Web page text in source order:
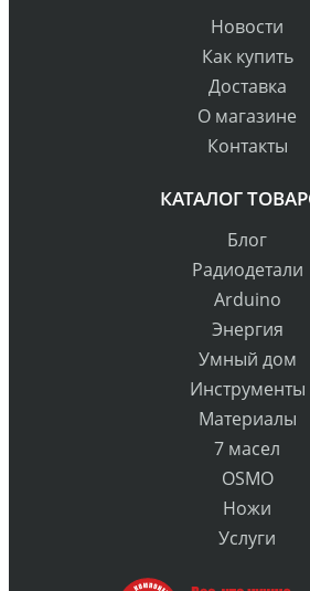
Новости
Как купить
Доставка
О магазине
Контакты
КАТАЛОГ
Блог
Радиодетали
Arduino
Энергия
Умный дом
Инструменты
Материалы
7 масел
OSMO
Ножи
Услуги